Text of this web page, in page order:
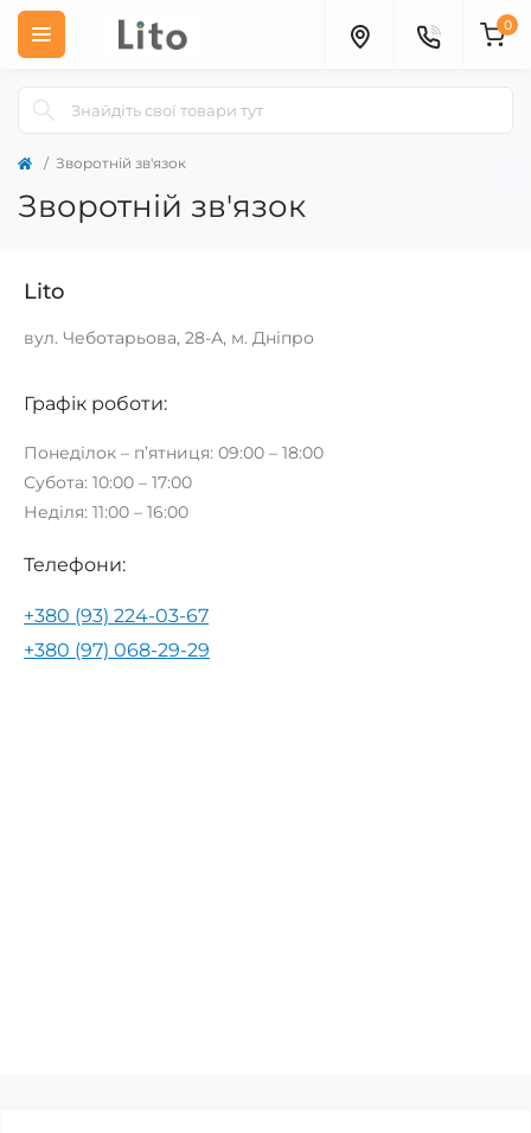
0
Зворотній зв'язок
Зворотній зв'язок
Lito
вул. Чеботарьова, 28-А, м. Дніпро
Графік роботи:
Понеділок – п’ятниця: 09:00 – 18:00
Субота: 10:00 – 17:00
Неділя: 11:00 – 16:00
Телефони:
+380 (93) 224-03-67
+380 (97) 068-29-29